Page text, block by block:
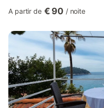
acomodação perfeita para
piscina sobre o fiorde em
esta vista na memória por
A partir de € 90 / noite